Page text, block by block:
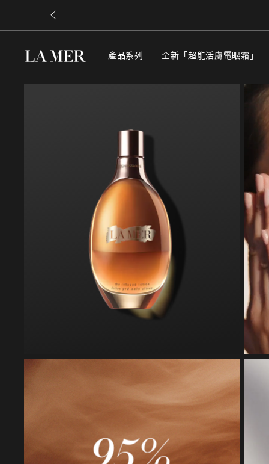
產品系列 全新「超能活膚電眼霜」